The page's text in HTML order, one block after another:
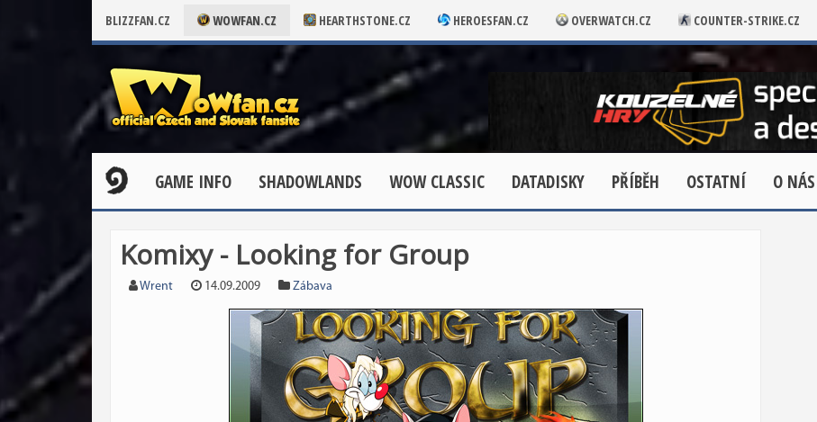
BLIZZFAN.CZ WOWFAN.CZ HEARTHSTONE.CZ HEROESFAN.CZ OVERWATCH.CZ COUNTER-STRIKE.CZ
GAME INFO SHADOWLANDS WOW CLASSIC DATADISKY PŘÍBĚH OSTATNÍ O NÁS
Komixy - Looking for Group
Wrent 14.09.2009 Zábava